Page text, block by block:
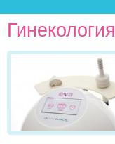
Гинекология